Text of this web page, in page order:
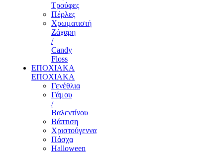
Τρούφες
Πέρλες
Χρωματιστή
Ζάχαρη
/
Candy
Floss
ΕΠΟΧΙΑΚΑ
ΕΠΟΧΙΑΚΑ
Γενέθλια
Γάμου
/
Βαλεντίνου
Βάπτιση
Χριστούγεννα
Πάσχα
Halloween